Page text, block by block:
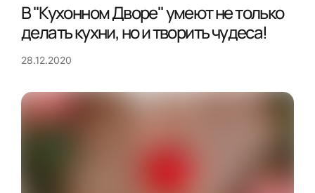
В "Кухонном Дворе" умеют не только
делать кухни, но и творить чудеса!
28.12.2020